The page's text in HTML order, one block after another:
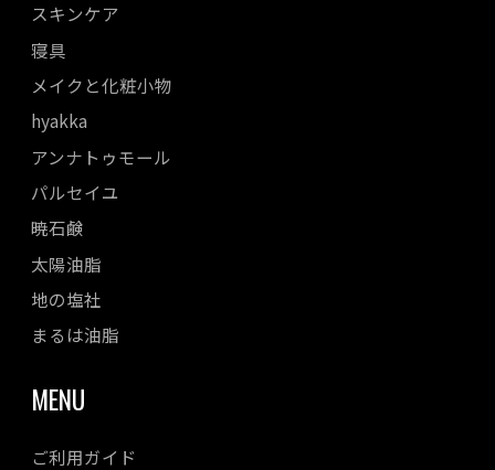
スキンケア
寝具
メイクと化粧小物
hyakka
アンナトゥモール
パルセイユ
暁石鹸
太陽油脂
地の塩社
まるは油脂
MENU
ご利用ガイド